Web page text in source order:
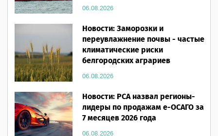
06.08.2026
Новости: Заморозки и
переувлажнение почвы - частые
климатические риски
белгородских аграриев
06.08.2026
Новости: РСА назвал регионы-
лидеры по продажам е-ОСАГО за
7 месяцев 2026 года
06.08.2026